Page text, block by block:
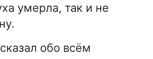
умерла, так и не
обо всём